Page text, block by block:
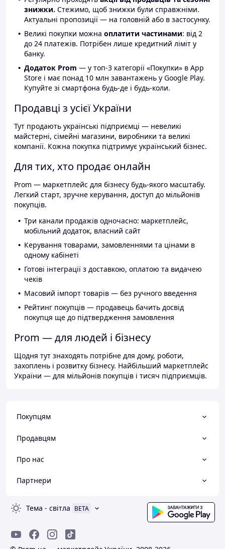
знижки. Стежимо, щоб знижки були справжніми.
Актуальні пропозиції — на головній або в застосунку.
Великі покупки можна оплатити частинами: від 2
до 24 платежів. Потрібен лише кредитний ліміт у
банку.
Додаток Prom — у топ-3 категорії «Покупки» в App
Store і має понад 10 млн завантажень у Google Play.
Купуйте зі смартфона будь-де і будь-коли.
Продавці з усієї України
Тут продають українські підприємці — невеликі
майстерні, сімейні магазини, виробники та великі
компанії. Кожна покупка підтримує український бізнес.
Для тих, хто продає онлайн
Prom — маркетплейс для бізнесу будь-якого масштабу.
Легкий старт, зручне керування, доступ до мільйонів
покупців.
Три канали продажів одночасно: маркетплейс,
мобільний додаток, власний сайт
Керування товарами, замовленнями та цінами в
одному кабінеті
Готові інтеграції з доставкою, оплатою та видачею
чеків
Масовий імпорт товарів — без ручного введення
Рейтинг покупців — продавець бачить досвід
покупця ще до підтвердження замовлення
Prom — для людей і бізнесу
Щодня тут знаходять потрібне для дому, роботи,
захоплень і розвитку бізнесу. Найбільший маркетплейс
України — для мільйонів покупців і тисяч підприємців.
Покупцям
Продавцям
Про нас
Партнери
Тема - світла BETA